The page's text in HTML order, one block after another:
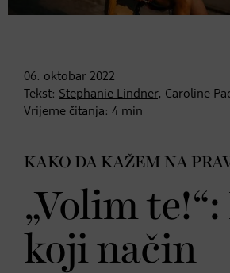
06. oktobar 2022
Tekst: Stephanie Lindner, Caroline
Vrijeme čitanja: 4 min
KAKO DA KAŽEM NA
„Volim te!“:
koji način